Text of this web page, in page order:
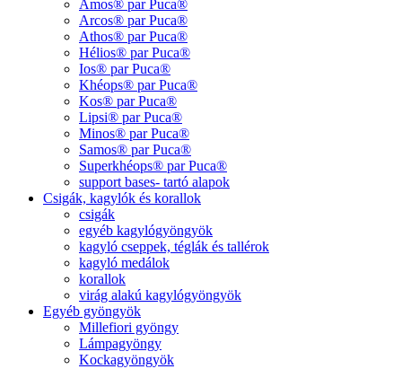
Amos® par Puca®
Arcos® par Puca®
Athos® par Puca®
Hélios® par Puca®
Ios® par Puca®
Khéops® par Puca®
Kos® par Puca®
Lipsi® par Puca®
Minos® par Puca®
Samos® par Puca®
Superkhéops® par Puca®
support bases- tartó alapok
Csigák, kagylók és korallok
csigák
egyéb kagylógyöngyök
kagyló cseppek, téglák és tallérok
kagyló medálok
korallok
virág alakú kagylógyöngyök
Egyéb gyöngyök
Millefiori gyöngy
Lámpagyöngy
Kockagyöngyök